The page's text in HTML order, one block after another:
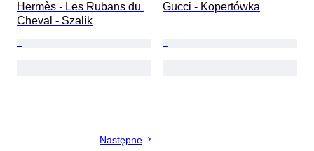
Hermès - Les Rubans du
Cheval - Szalik
Gucci - Kopertówka
Następne